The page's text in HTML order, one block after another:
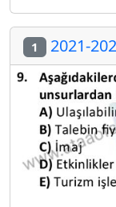
1 2021-